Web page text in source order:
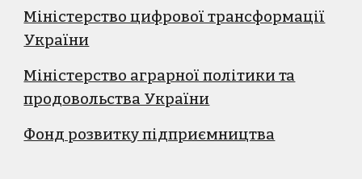
Міністерство цифрової трансформації
України
Міністерство аграрної політики та
продовольства України
Фонд розвитку підприємництва